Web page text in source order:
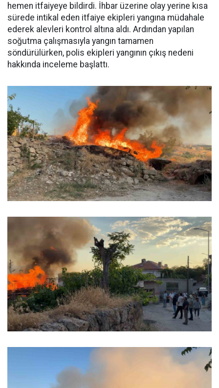
hemen itfaiyeye bildirdi. İhbar üzerine olay yerine kısa
sürede intikal eden itfaiye ekipleri yangına müdahale
ederek alevleri kontrol altına aldı. Ardından yapılan
soğutma çalışmasıyla yangın tamamen
söndürülürken, polis ekipleri yangının çıkış nedeni
hakkında inceleme başlattı.